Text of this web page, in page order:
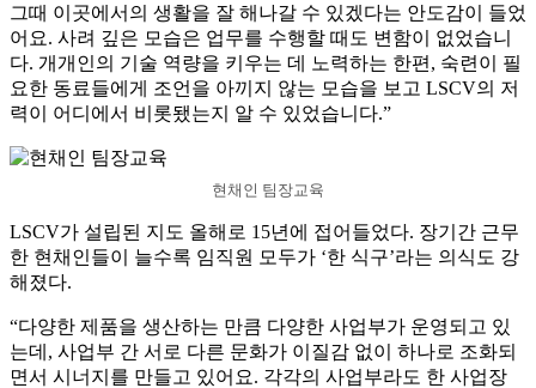
그때 이곳에서의 생활을 잘 해나갈 수 있겠다는 안도감이 들었
어요. 사려 깊은 모습은 업무를 수행할 때도 변함이 없었습니
다. 개개인의 기술 역량을 키우는 데 노력하는 한편, 숙련이 필
요한 동료들에게 조언을 아끼지 않는 모습을 보고 LSCV의 저
력이 어디에서 비롯됐는지 알 수 있었습니다.”
현채인 팀장교육
LSCV가 설립된 지도 올해로 15년에 접어들었다. 장기간 근무
한 현채인들이 늘수록 임직원 모두가 ‘한 식구’라는 의식도 강
해졌다.
“다양한 제품을 생산하는 만큼 다양한 사업부가 운영되고 있
는데, 사업부 간 서로 다른 문화가 이질감 없이 하나로 조화되
면서 시너지를 만들고 있어요. 각각의 사업부라도 한 사업장